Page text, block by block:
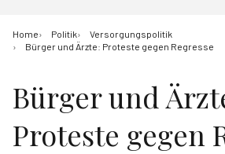
Home Politik
Versorgungspolitik
Bürger und Ärzte: Proteste gegen Regresse
Bürger und
Proteste gegen